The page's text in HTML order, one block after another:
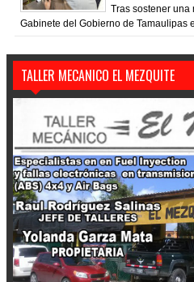
Tras sostener una
Gabinete del Gobierno de Tamaulipas
TALLER MECANICO EL MEZQUITE